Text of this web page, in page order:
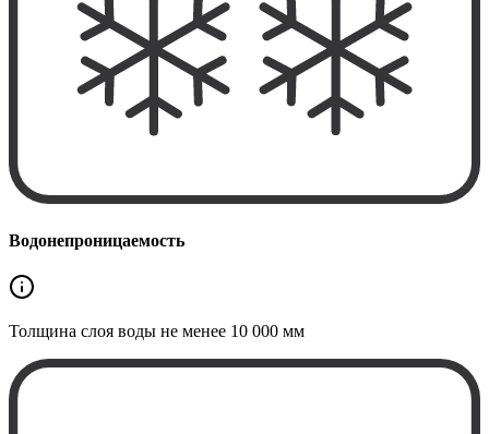
Водонепроницаемость
Толщина слоя воды не менее 10 000 мм